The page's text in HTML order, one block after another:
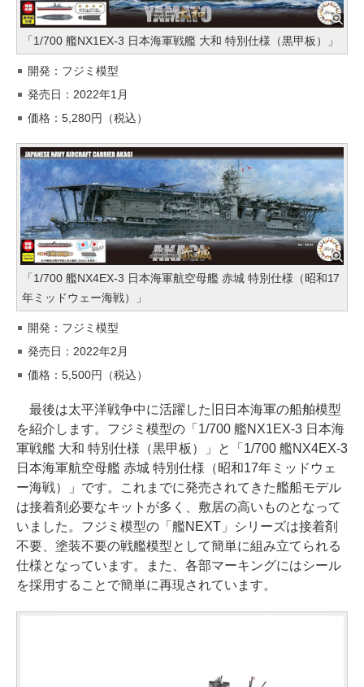
「1/700 艦NX1EX-3 日本海軍戦艦 大和 特別仕様（黒甲板）」
開発：フジミ模型
発売日：2022年1月
価格：5,280円（税込）
「1/700 艦NX4EX-3 日本海軍航空母艦 赤城 特別仕様（昭和17
年ミッドウェー海戦）」
開発：フジミ模型
発売日：2022年2月
価格：5,500円（税込）
最後は太平洋戦争中に活躍した旧日本海軍の船舶模型
を紹介します。フジミ模型の「1/700 艦NX1EX-3 日本海
軍戦艦 大和 特別仕様（黒甲板）」と「1/700 艦NX4EX-3
日本海軍航空母艦 赤城 特別仕様（昭和17年ミッドウェ
ー海戦）」です。これまでに発売されてきた艦船モデル
は接着剤必要なキットが多く、敷居の高いものとなって
いました。フジミ模型の「艦NEXT」シリーズは接着剤
不要、塗装不要の戦艦模型として簡単に組み立てられる
仕様となっています。また、各部マーキングにはシール
を採用することで簡単に再現されています。